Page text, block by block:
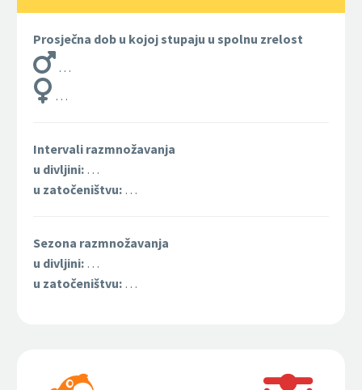
Prosječna dob u kojoj stupaju u spolnu zrelost
…
…
Intervali razmnožavanja
u divljini: …
u zatočeništvu: …
Sezona razmnožavanja
u divljini: …
u zatočeništvu: …